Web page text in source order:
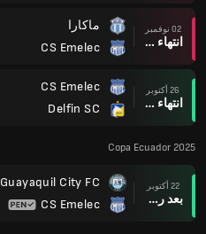
02 نوفمبر
انتهاء وقت المباراة
ماكارا
CS Emelec
26 أكتوبر
انتهاء وقت المباراة
CS Emelec
Delfin SC
Copa Ecuador 2025
22 أكتوبر
بعد ركلات الترجيح
Guayaquil City FC
CS Emelec